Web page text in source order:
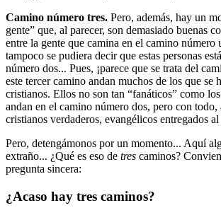
Camino número tres. Pero, además, hay un
gente” que, al parecer, son demasiado buenas
entre la gente que camina en el camino número
tampoco se pudiera decir que estas personas
número dos... Pues, ¡parece que se trata del
este tercer camino andan muchos de los que se
cristianos. Ellos no son tan “fanáticos” como
andan en el camino número dos, pero con todo,
cristianos verdaderos, evangélicos entregados al
Pero, detengámonos por un momento... Aquí
extraño... ¿Qué es eso de tres caminos?
pregunta sincera:
¿Acaso hay tres caminos?